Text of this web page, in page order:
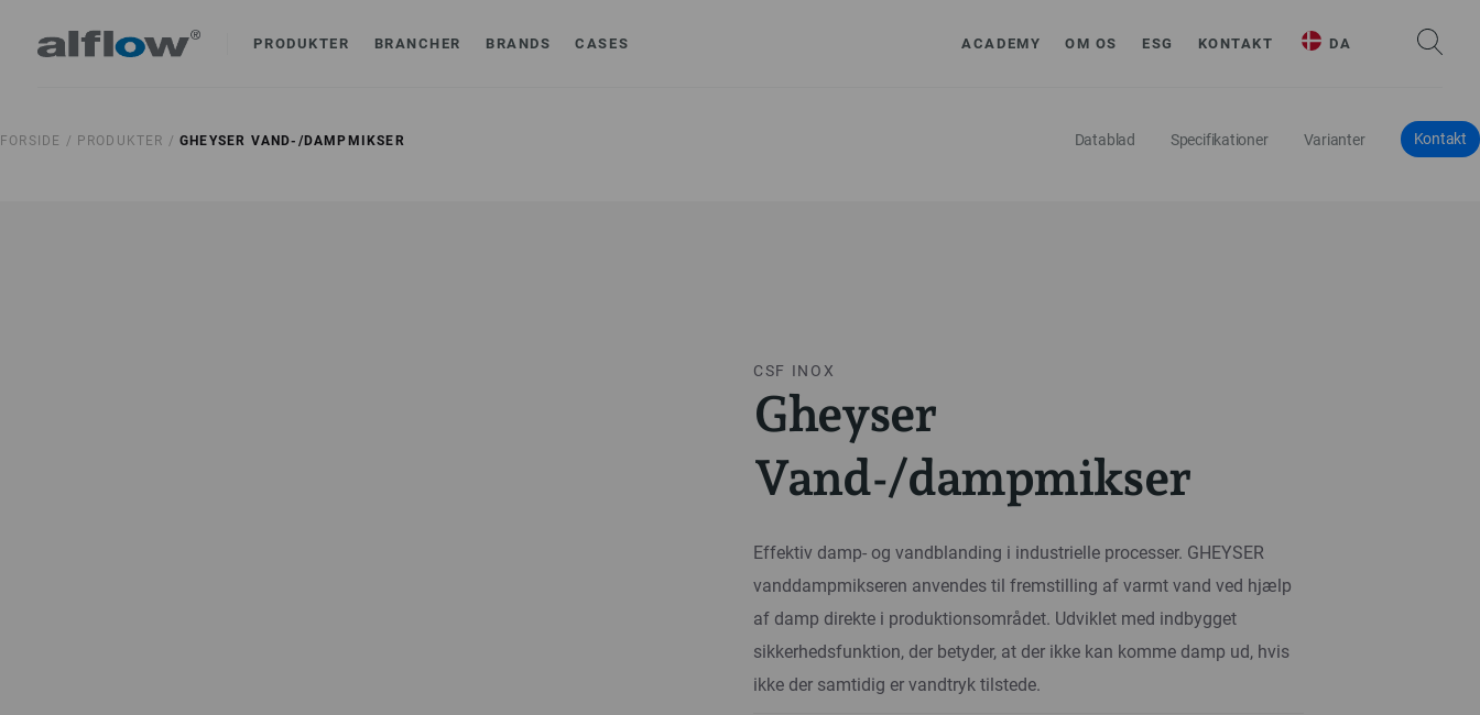
PRODUKTER BRANCHER BRANDS CASES ACADEMY OM OS ESG KONTAKT DA
FORSIDE / PRODUKTER / GHEYSER VAND-/DAMPMIKSER Datablad Specifikationer Varianter Kontakt
CSF INOX
Gheyser
Vand-/dampmikser
Effektiv damp- og vandblanding i industrielle processer. GHEYSER
vanddampmikseren anvendes til fremstilling af varmt vand ved hjælp
af damp direkte i produktionsområdet. Udviklet med indbygget
sikkerhedsfunktion, der betyder, at der ikke kan komme damp ud, hvis
ikke der samtidig er vandtryk tilstede.